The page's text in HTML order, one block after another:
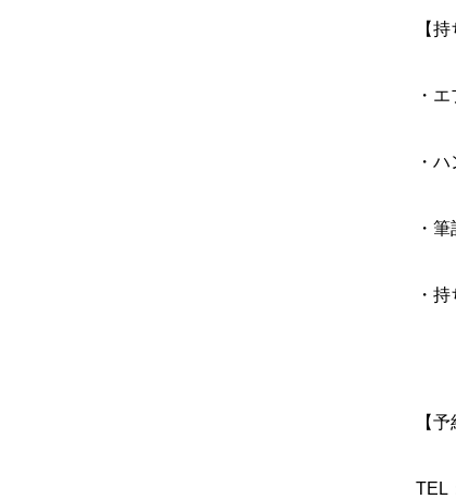
【持
・
・
・
・
【
TEL